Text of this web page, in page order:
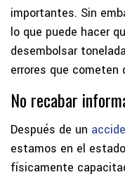
importantes. Sin
lo que puede hacer
desembolsar
errores que cometen
No recabar
Después de un
estamos en el
físicamente